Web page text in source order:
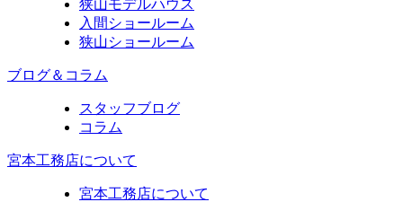
狭山モデルハウス
入間ショールーム
狭山ショールーム
ブログ＆コラム
スタッフブログ
コラム
宮本工務店について
宮本工務店について